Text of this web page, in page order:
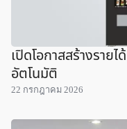
เปิดโอกาสสร้างราย
อัตโนมัติ
22 กรกฎาคม 2026